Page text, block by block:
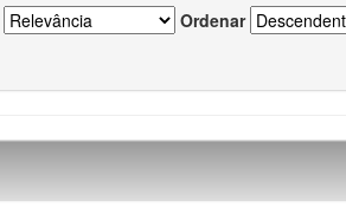
Ordenar